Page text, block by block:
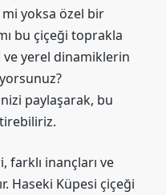
yoksa özel bir
bu çiçeği toprakla
yerel dinamiklerin
paylaşarak, bu
inançları ve
Haseki Küpesi çiçeği